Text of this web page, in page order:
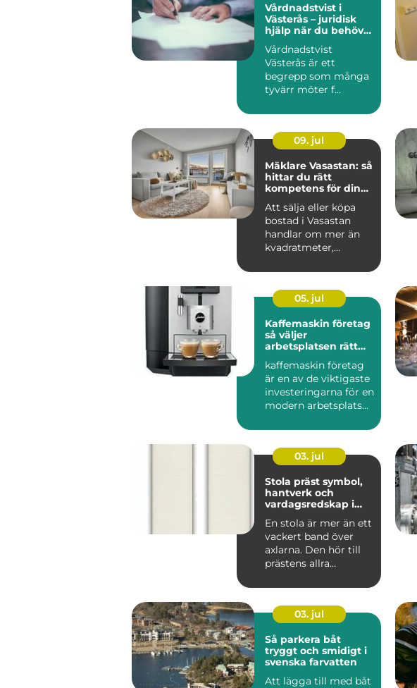
Vårdnadstvist i
Västerås – juridisk
hjälp när du behöver
Vårdnadstvist
Västerås är ett
begrepp som många
tyvärr möter f...
09. jul
Mäklare Vasastan: så
hittar du rätt
kompetens för din
Att sälja eller köpa
bostad i Vasastan
handlar om mer än
kvadratmeter,
05. jul
Kaffemaskin företag
så väljer
arbetsplatsen rätt
kaffemaskin företag
är en av de viktigaste
investeringarna för en
modern arbetsplats
03. jul
Stola präst symbol,
hantverk och
vardagsredskap i
En stola är mer än ett
vackert band över
axlarna. Den hör till
prästens allra
03. jul
Så parkera båt
tryggt och smidigt i
svenska farvatten
Att lägga till med båt